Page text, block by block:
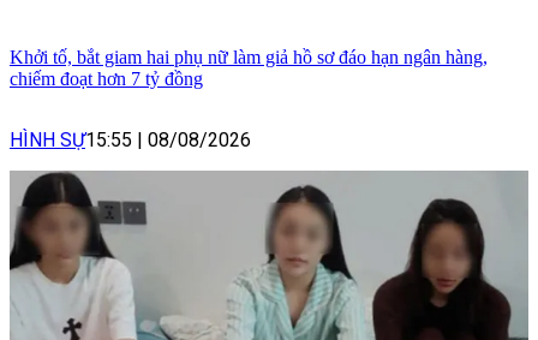
Khởi tố, bắt giam hai phụ nữ làm giả hồ sơ đáo hạn ngân hàng,
chiếm đoạt hơn 7 tỷ đồng
HÌNH SỰ15:55 | 08/08/2026